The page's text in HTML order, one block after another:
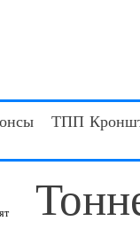
ТПП